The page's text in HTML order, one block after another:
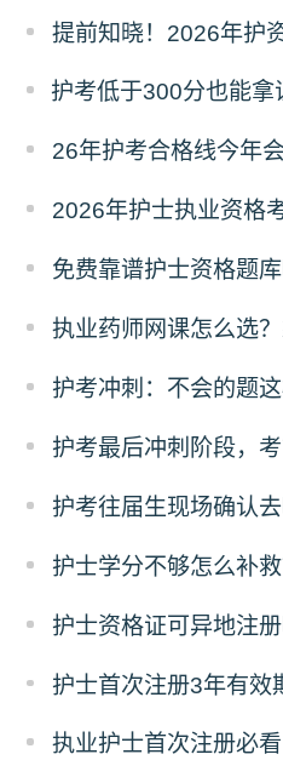
2026年护士执业资格
护考冲刺：不会的题
护考最后冲刺阶段，
护考往届生现场确认去
护士学分不够怎么补
护士资格证可异地注
护士首次注册3年有效
执业护士首次注册必